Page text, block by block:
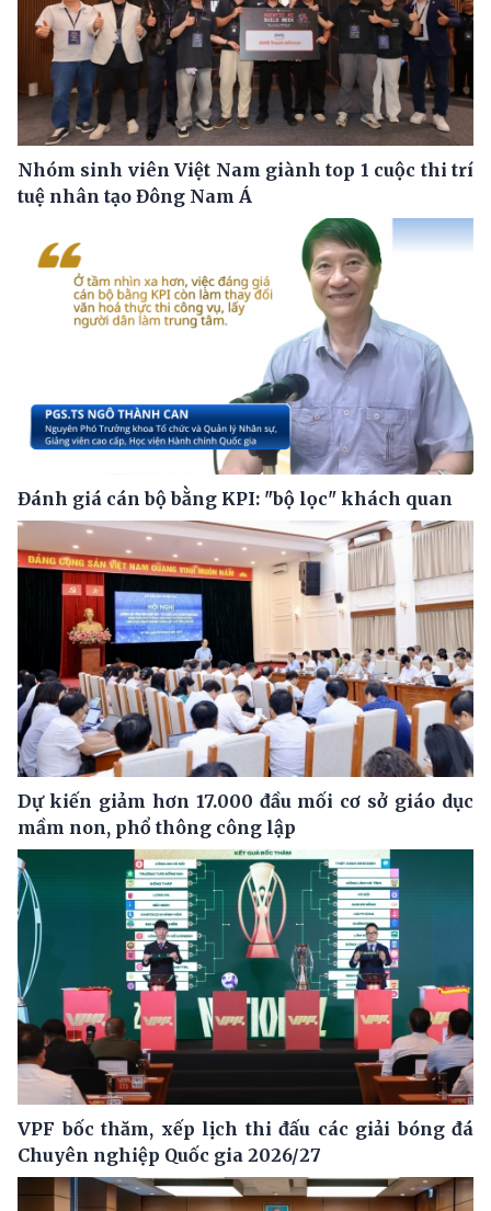
Nhóm sinh viên Việt Nam giành top 1 cuộc thi trí
tuệ nhân tạo Đông Nam Á
Đánh giá cán bộ bằng KPI: "bộ lọc" khách quan
Dự kiến giảm hơn 17.000 đầu mối cơ sở giáo dục
mầm non, phổ thông công lập
VPF bốc thăm, xếp lịch thi đấu các giải bóng đá
Chuyên nghiệp Quốc gia 2026/27